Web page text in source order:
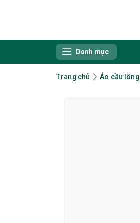
Danh mục
Trang chủ Áo cầu lông